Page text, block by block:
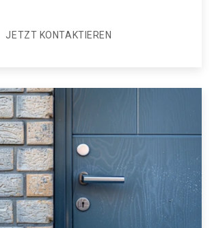
JETZT KONTAKTIEREN